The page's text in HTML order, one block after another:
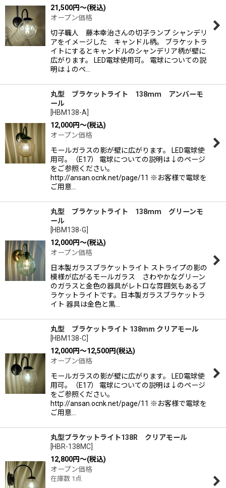
21,500円～(税込)
オープン価格
切子職人 藤本幸治さんの切子ランプ シャンデリ
アをイメージした キャンドル柄。 ブラケットラ
イトにするとキャンドルのシャンデリア柄が壁に
広がります。 LED電球使用可。 電球についての説
明は↓のペ…
丸型 ブラケットライト 138ｍｍ アンバーモ
ール
[HBM138-A
12,000円～(税込)
オープン価格
モールガラスの影が壁に広がります。 LED電球使
用可。（E17） 電球についての説明は↓のページ
をご参照ください。
http://ansan.ocnk.net/page/11 ※お客様で電球を
ご用意…
丸型 ブラケットライト 138ｍｍ グリーンモ
ール
[HBM138-G
12,000円～(税込)
オープン価格
日本製ガラスブラケットライト ストライプの影の
模様が広がるモールガラス さわやかなグリーン
のガラスと金色の器具がレトロな雰囲気もあるブ
ラケットライトです。日本製ガラスブラケットラ
イト 器具は金色と黒…
丸型 ブラケットライト 138mm クリアモール
[HBM138-C
12,000円～12,500円(税込)
オープン価格
モールガラスの影が壁に広がります。 LED電球使
用可。（E17） 電球についての説明は↓のページ
をご参照ください。
http://ansan.ocnk.net/page/11 ※お客様で電球を
ご用意…
丸型ブラケットライト138R クリアモール
[HBR-138MC
12,800円～(税込)
オープン価格
在庫数 1点